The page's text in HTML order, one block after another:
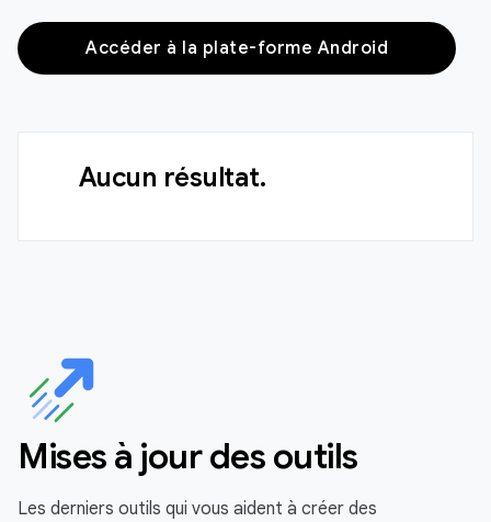
Accéder à la plate-forme Android
Aucun résultat.
Mises à jour des outils
Les derniers outils qui vous aident à créer des